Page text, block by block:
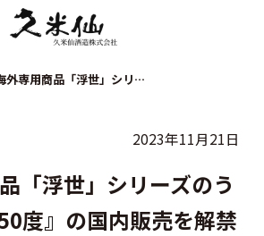
海外専用商品「浮世」シリーズのうち、『浮世50度』の国内販売を解禁します
2023年11月21日
「浮世」シリーズのう
度』の国内販売を解禁